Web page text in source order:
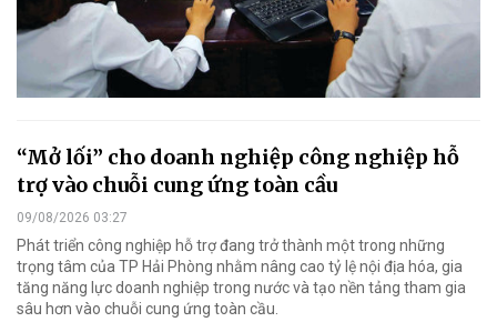
“Mở lối” cho doanh nghiệp công nghiệp hỗ
trợ vào chuỗi cung ứng toàn cầu
09/08/2026 03:27
Phát triển công nghiệp hỗ trợ đang trở thành một trong những
trọng tâm của TP Hải Phòng nhằm nâng cao tỷ lệ nội địa hóa, gia
tăng năng lực doanh nghiệp trong nước và tạo nền tảng tham gia
sâu hơn vào chuỗi cung ứng toàn cầu.